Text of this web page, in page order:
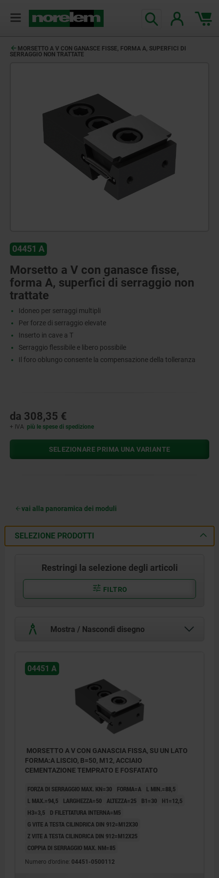
MORSETTO A V CON GANASCE FISSE, FORMA A, SUPERFICI DI
SERRAGGIO NON TRATTATE
04451 A
Morsetto a V con ganasce fisse,
forma A, superfici di serraggio non
trattate
Idoneo per serraggi multipli
Per forze di serraggio elevate
Inserto in cave a T
Serraggio flessibile e libero possibile
Il foro oblungo consente la compensazione della tolleranza
da 308,35 €
+ IVA più le spese di spedizione
SELEZIONARE PRIMA UNA VARIANTE
vai alla panoramica dei moduli
SELEZIONE PRODOTTI
Restringi la selezione degli articoli
FILTRO
Mostra / Nascondi disegno
04451 A
MORSETTO A V CON GANASCIA FISSA, SU UN LATO
FORMA:A LISCIO, B=50, M12, ACCIAIO
CEMENTAZIONE TEMPRATO E FOSFATATO
FORZA DI SERRAGGIO MAX. KN=30 FORMA=A
L MIN.=88,5
L MAX.=94,5
LARGHEZZA=50 ALTEZZA=25 B1=30
H1=12,5
H3=3,5
D FILETTATURA INTERNA=M5
G VITE A TESTA CILINDRICA DIN 912=M12X30
Z VITE A TESTA CILINDRICA DIN 912=M12X25
COPPIA DI SERRAGGIO MAX. NM=85
Numero d’ordine: 04451-0500112